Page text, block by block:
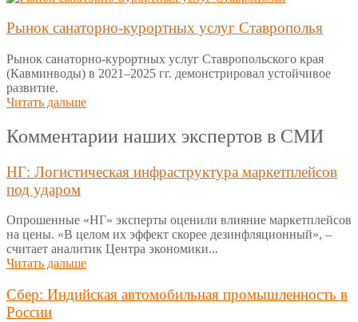
Рынок санаторно-курортных услуг Ставрополья
Рынок санаторно-курортных услуг Ставропольского края
(Кавминводы) в 2021–2025 гг. демонстрировал устойчивое
развитие.
Читать дальше
Комментарии наших экспертов в СМИ
НГ: Логистическая инфраструктура маркетплейсов
под ударом
Опрошенные «НГ» эксперты оценили влияние маркетплейсов
на цены. «В целом их эффект скорее дезинфляционный», –
считает аналитик Центра экономики...
Читать дальше
Сбер: Индийская автомобильная промышленность в
России